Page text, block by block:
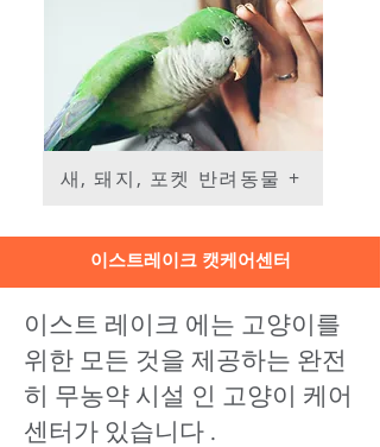
새, 돼지, 포켓 반려동물 +
이스트레이크 캣케어센터
이스트 레이크 에는 고양이를
위한 모든 것을 제공하는 완전
히 무농약 시설 인 고양이 케어
센터가 있습니다 .